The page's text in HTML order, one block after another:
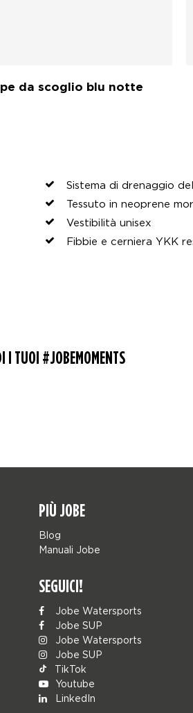
da scoglio blu notte
Sistema di drenaggio
Tessuto in neoprene
Vestibilità unisex
Fibbie e cerniera YKK
I TUOI #JOBEMOMENTS
PIÙ JOBE
Blog
Manuali Jobe
SEGUICI!
Jobe Watersports
Jobe SUP
Jobe Watersports
Jobe SUP
TikTok
Youtube
LinkedIn